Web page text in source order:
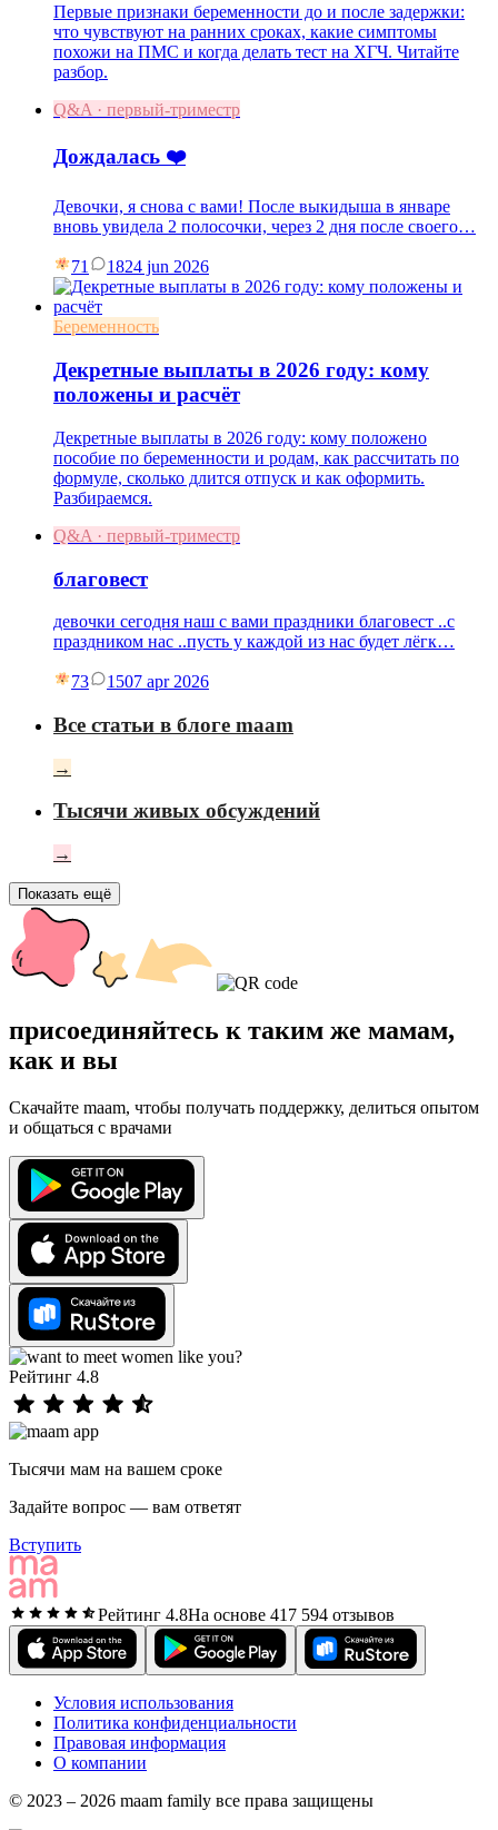
Первые признаки беременности до и после задержки:
что чувствуют на ранних сроках, какие симптомы
похожи на ПМС и когда делать тест на ХГЧ. Читайте
разбор.
Q&A · первый-триместр
Дождалась ❤️
Девочки, я снова с вами! После выкидыша в январе
вновь увидела 2 полосочки, через 2 дня после своего…
71 1824 jun 2026
Беременность
Декретные выплаты в 2026 году: кому
положены и расчёт
Декретные выплаты в 2026 году: кому положено
пособие по беременности и родам, как рассчитать по
формуле, сколько длится отпуск и как оформить.
Разбираемся.
Q&A · первый-триместр
благовест
девочки сегодня наш с вами праздники благовест ..с
праздником нас ..пусть у каждой из нас будет лёгк…
73 1507 apr 2026
Все статьи в блоге maam
→
Тысячи живых обсуждений
→
Показать ещё
присоединяйтесь к таким же мамам,
как и вы
Скачайте maam, чтобы получать поддержку, делиться опытом
и общаться с врачами
Рейтинг 4.8
Тысячи мам на вашем сроке
Задайте вопрос — вам ответят
Вступить
Рейтинг 4.8На основе 417 594 отзывов
Условия использования
Политика конфиденциальности
Правовая информация
О компании
© 2023 – 2026 maam family все права защищены